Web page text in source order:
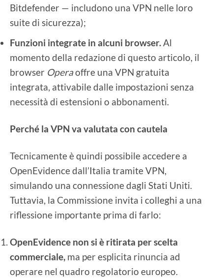
Bitdefender — includono una VPN nelle loro
suite di sicurezza);
Funzioni integrate in alcuni browser.Al
momento della redazione di questo articolo, il
browser Operaoffre una VPN gratuita
integrata, attivabile dalle impostazioni senza
necessità di estensioni o abbonamenti.
Perché la VPN va valutata con cautela
Tecnicamente è quindi possibile accedere a
OpenEvidence dall’Italia tramite VPN,
simulando una connessione dagli Stati Uniti.
Tuttavia, la Commissione invita i colleghi a una
riflessione importante prima di farlo:
OpenEvidence non si è ritirata per scelta
commerciale, ma per esplicita rinuncia ad
operare nel quadro regolatorio europeo.